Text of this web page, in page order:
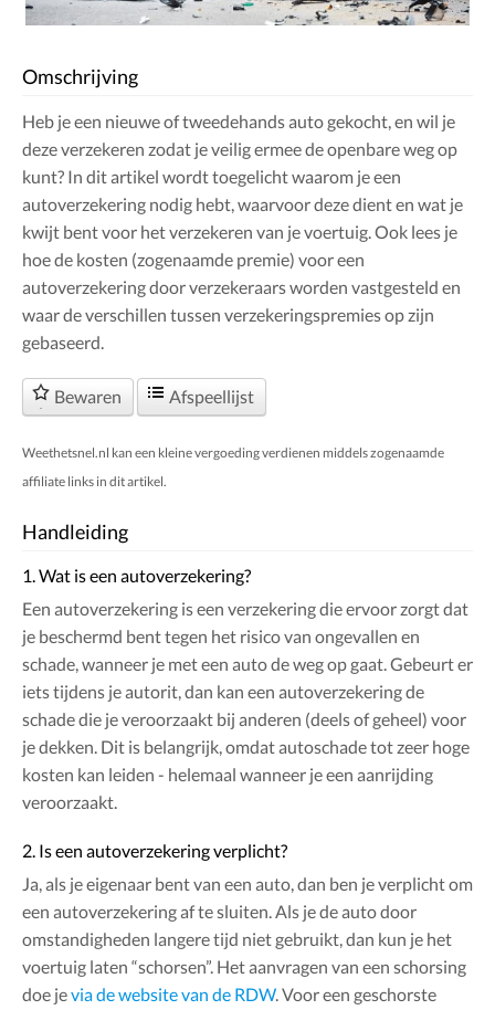
Omschrijving
Heb je een nieuwe of tweedehands auto gekocht, en wil je
deze verzekeren zodat je veilig ermee de openbare weg op
kunt? In dit artikel wordt toegelicht waarom je een
autoverzekering nodig hebt, waarvoor deze dient en wat je
kwijt bent voor het verzekeren van je voertuig. Ook lees je
hoe de kosten (zogenaamde premie) voor een
autoverzekering door verzekeraars worden vastgesteld en
waar de verschillen tussen verzekeringspremies op zijn
gebaseerd.
Bewaren Afspeellijst
Weethetsnel.nl kan een kleine vergoeding verdienen middels zogenaamde
affiliate links in dit artikel.
Handleiding
1. Wat is een autoverzekering?
Een autoverzekering is een verzekering die ervoor zorgt dat
je beschermd bent tegen het risico van ongevallen en
schade, wanneer je met een auto de weg op gaat. Gebeurt er
iets tijdens je autorit, dan kan een autoverzekering de
schade die je veroorzaakt bij anderen (deels of geheel) voor
je dekken. Dit is belangrijk, omdat autoschade tot zeer hoge
kosten kan leiden - helemaal wanneer je een aanrijding
veroorzaakt.
2. Is een autoverzekering verplicht?
Ja, als je eigenaar bent van een auto, dan ben je verplicht om
een autoverzekering af te sluiten. Als je de auto door
omstandigheden langere tijd niet gebruikt, dan kun je het
voertuig laten “schorsen”. Het aanvragen van een schorsing
doe jevia de website van de RDW. Voor een geschorste